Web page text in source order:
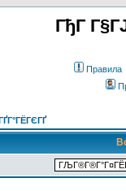
ГђГ
Правила